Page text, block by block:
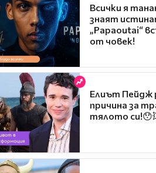
Всички я
знаят
„Papaoutai“
от човек!
Елиът Пейдж
причина за
тялото